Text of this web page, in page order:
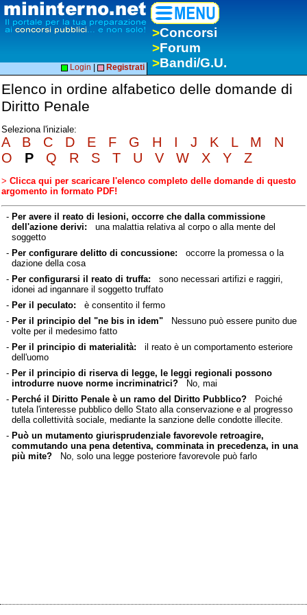
>Concorsi
>Forum
>Bandi/G.U.
Login Registrati
Elenco in ordine alfabetico delle domande di
Diritto Penale
Seleziona l'iniziale:
A B C D E F G H I J K L M
N
O
P Q R S T U V W X Y Z
> Clicca qui per scaricare l'elenco completo delle domande di questo
argomento in formato PDF!
- Per avere il reato di lesioni, occorre che dalla commissione
dell'azione derivi: una malattia relativa al corpo o alla mente del
soggetto
- Per configurare delitto di concussione: occorre la promessa o la
dazione della cosa
- Per configurarsi il reato di truffa: sono necessari artifizi e raggiri,
idonei ad ingannare il soggetto truffato
- Per il peculato: è consentito il fermo
- Per il principio del "ne bis in idem"Nessuno può essere punito due
volte per il medesimo fatto
- Per il principio di materialità: il reato è un comportamento esteriore
dell'uomo
- Per il principio di riserva di legge, le leggi regionali possono
introdurre nuove norme incriminatrici?No, mai
- Perché il Diritto Penale è un ramo del Diritto Pubblico?Poiché
tutela l'interesse pubblico dello Stato alla conservazione e al progresso
della collettività sociale, mediante la sanzione delle condotte illecite.
- Può un mutamento giurisprudenziale favorevole retroagire,
commutando una pena detentiva, comminata in precedenza, in una
più mite?No, solo una legge posteriore favorevole può farlo